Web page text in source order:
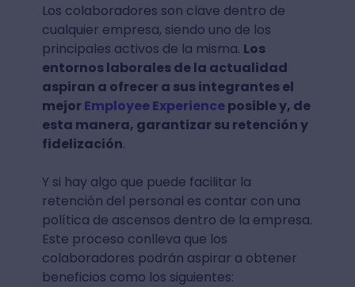
Los colaboradores son clave dentro de
cualquier empresa, siendo uno de los
principales activos de la misma. Los
entornos laborales de la actualidad
aspiran a ofrecer a sus integrantes el
mejor Employee Experienceposible y, de
esta manera, garantizar su retención y
fidelización.
Y si hay algo que puede facilitar la
retención del personal es contar con una
política de ascensos dentro de la empresa.
Este proceso conlleva que los
colaboradores podrán aspirar a obtener
beneficios como los siguientes: